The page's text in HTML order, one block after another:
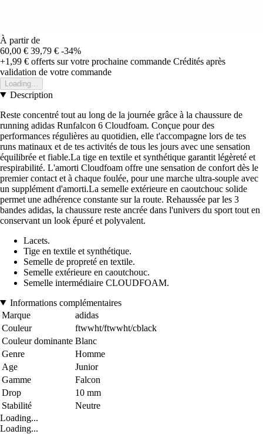
À partir de
60,00 € 39,79 € -34%
+1,99 € offerts sur votre prochaine commande Crédités après
validation de votre commande
Loading...
Description
Reste concentré tout au long de la journée grâce à la chaussure de
running adidas Runfalcon 6 Cloudfoam. Conçue pour des
performances régulières au quotidien, elle t'accompagne lors de tes
runs matinaux et de tes activités de tous les jours avec une sensation
équilibrée et fiable.La tige en textile et synthétique garantit légèreté et
respirabilité. L'amorti Cloudfoam offre une sensation de confort dès le
premier contact et à chaque foulée, pour une marche ultra-souple avec
un supplément d'amorti.La semelle extérieure en caoutchouc solide
permet une adhérence constante sur la route. Rehaussée par les 3
bandes adidas, la chaussure reste ancrée dans l'univers du sport tout en
conservant un look épuré et polyvalent.
Lacets.
Tige en textile et synthétique.
Semelle de propreté en textile.
Semelle extérieure en caoutchouc.
Semelle intermédiaire CLOUDFOAM.
Informations complémentaires
Marque
adidas
Couleur
ftwwht/ftwwht/cblack
Couleur dominante Blanc
Genre
Homme
Age
Junior
Gamme
Falcon
Drop
10 mm
Stabilité
Neutre
Loading...
Loading...